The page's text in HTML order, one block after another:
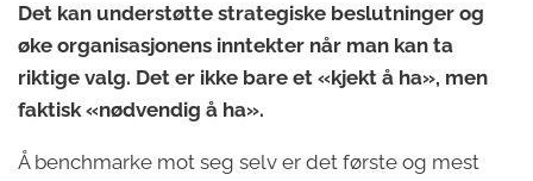
Det kan understøtte strategiske beslutninger og
øke organisasjonens inntekter når man kan ta
riktige valg. Det er ikke bare et «kjekt å ha», men
faktisk «nødvendig å ha».
Å benchmarke mot seg selv er det første og mest